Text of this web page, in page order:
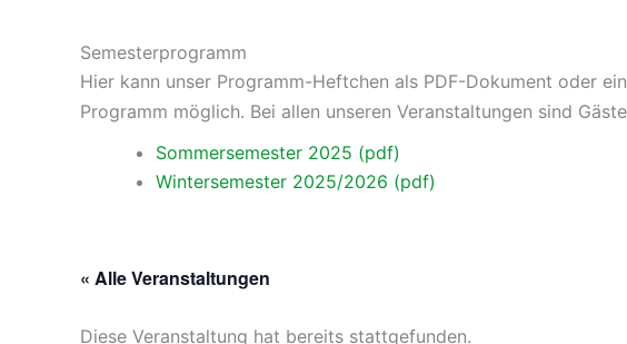
Semesterprogramm
Hier kann unser Programm-Heftchen als PDF-Dokument oder
Programm möglich. Bei allen unseren Veranstaltungen sind
Sommersemester 2025 (pdf)
Wintersemester 2025/2026 (pdf)
« Alle Veranstaltungen
Diese Veranstaltung hat bereits stattgefunden.